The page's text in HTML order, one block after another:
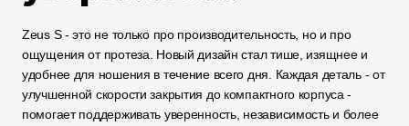
Zeus S - это не только про производительность, но и про
ощущения от протеза. Новый дизайн стал тише, изящнее и
удобнее для ношения в течение всего дня. Каждая деталь - от
улучшенной скорости закрытия до компактного корпуса -
помогает поддерживать уверенность, независимость и более